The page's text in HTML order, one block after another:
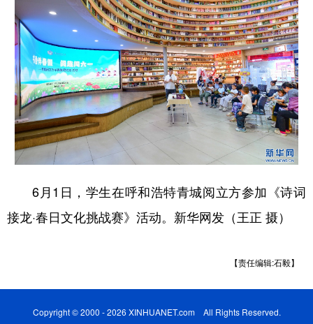
6月1日，学生在呼和浩特青城阅立方参加《诗词
接龙·春日文化挑战赛》活动。新华网发（王正 摄）
【责任编辑:石毅】
Copyright © 2000 - 2026 XINHUANET.com All Rights Reserved.